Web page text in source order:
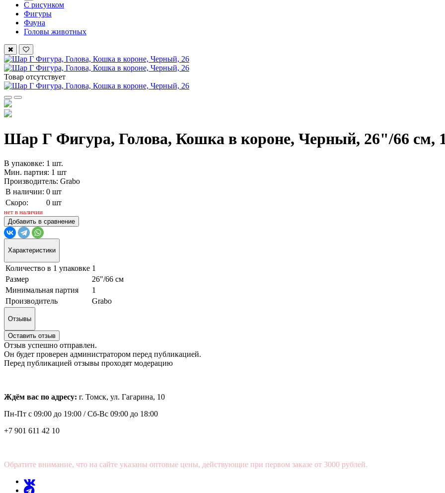
С рисунком
Фигуры
Фауна
Головы животных
Товар отсутствует
Шар Г Фигура, Голова, Кошка в короне, Черный, 26"/66 см,
В упаковке: 1 шт.
Мин. партия: 1 шт
Производитель: Grabo
В наличии: 0 шт
Скоро:
0 шт
нет в наличии
Добавить в сравнение
Характеристики
Количество в 1 упаковке 1
Размер
26"/66 см
Минимальная партия
1
Производитель
Grabo
Отзывы
Оставить отзыв
Отзыв успешно отправлен.
Он будет проверен администратором перед публикацией.
Перед публикацией отзывы проходят модерацию
Ждём вас по адресу: г. Томск, ул. Гагарина, 10
Пн-Пт с 09:00 до 19:00 /Сб-Вс 09:00 до 18:00
+7 901 611 42 10
Обратите внимание, что на сайте указаны оптовые цены, действующие при первом заказе от 3000 рублей.